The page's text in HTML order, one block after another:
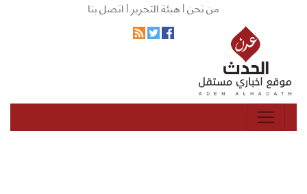
من نحن |هيئة التحرير |اتصل بنا